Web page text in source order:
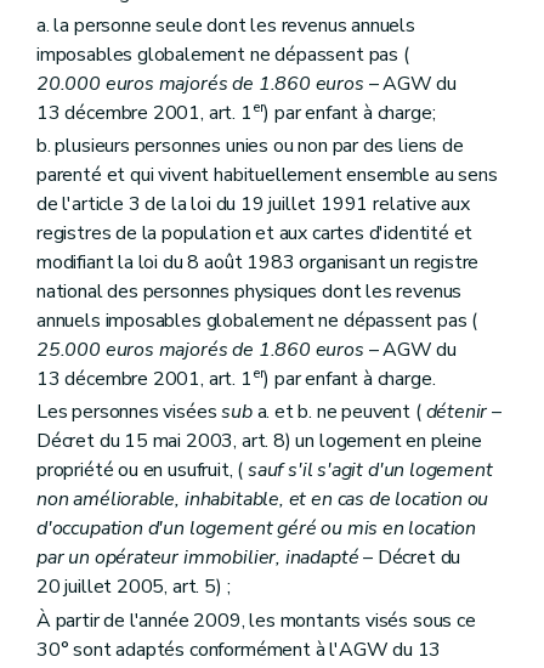
Section C. Evaluation du contrat de gestion
Art. 17519
Section 2 Des Guichets du crédit social
Sous-section première Généralités
Art. 1761
Art. 1762
Art. 1763
Sous-section 2 Du contrôle des Guichets
Art. 1771
Art. 1772
Art.1773
Sous-section 3 Des sanctions
Art. 1781
Sous-section 4 De la perte de l'agrément
Art. 1782
Chapitre IV
Du Fonds du logement des familles nombreuses de Wallonie
Section première Généralités
Art. 179
Section 2 Du contrat de gestion
Art. 180
Art. 181
Art. 182
Section 3 Du financement
Art. 183
Section 4 De l'administration et du contrôle
Art. 184
Art. 184bis
Art. 185
a. la personne seule dont les revenus annuels
imposables globalement ne dépassent pas (
20.000 euros majorés de 1.860 euros – AGW du
13 décembre 2001, art. 1er) par enfant à charge;
b. plusieurs personnes unies ou non par des liens de
parenté et qui vivent habituellement ensemble au sens
de l'article 3 de la loi du 19 juillet 1991 relative aux
registres de la population et aux cartes d'identité et
modifiant la loi du 8 août 1983 organisant un registre
national des personnes physiques dont les revenus
annuels imposables globalement ne dépassent pas (
25.000 euros majorés de 1.860 euros – AGW du
13 décembre 2001, art. 1er) par enfant à charge.
Les personnes viséessuba. et b. ne peuvent (détenir–
Décret du 15 mai 2003, art. 8) un logement en pleine
propriété ou en usufruit, (sauf s'il s'agit d'un logement
non améliorable, inhabitable, et en cas de location ou
d'occupation d'un logement géré ou mis en location
par un opérateur immobilier, inadapté– Décret du
20 juillet 2005, art. 5) ;
À partir de l'année 2009, les montants visés sous ce
30° sont adaptés conformément à l'AGW du 13